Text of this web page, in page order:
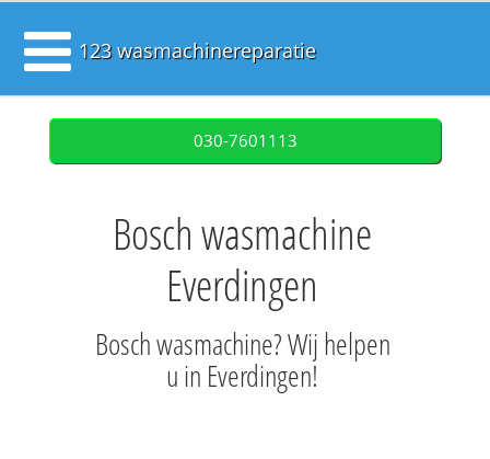
123 wasmachinereparatie
030-7601113
Bosch wasmachine
Everdingen
Bosch wasmachine? Wij helpen
u in Everdingen!